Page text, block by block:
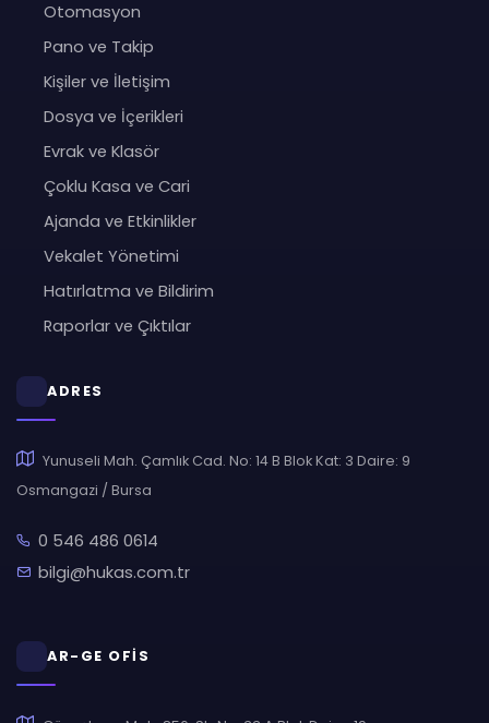
Otomasyon
Pano ve Takip
Kişiler ve İletişim
Dosya ve İçerikleri
Evrak ve Klasör
Çoklu Kasa ve Cari
Ajanda ve Etkinlikler
Vekalet Yönetimi
Hatırlatma ve Bildirim
Raporlar ve Çıktılar
ADRES
Yunuseli Mah. Çamlık Cad. No: 14 B Blok Kat: 3 Daire: 9
Osmangazi / Bursa
0 546 486 0614
bilgi@hukas.com.tr
AR-GE OFİS